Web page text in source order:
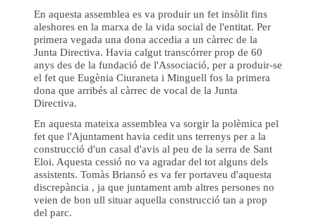
En aquesta assemblea es va produir un fet insòlit fins
aleshores en la marxa de la vida social de l'entitat. Per
primera vegada una dona accedia a un càrrec de la
Junta Directiva. Havia calgut transcórrer prop de 60
anys des de la fundació de l'Associació, per a produir-se
el fet que Eugènia Ciuraneta i Minguell fos la primera
dona que arribés al càrrec de vocal de la Junta
Directiva.
En aquesta mateixa assemblea va sorgir la polèmica pel
fet que l'Ajuntament havia cedit uns terrenys per a la
construcció d'un casal d'avis al peu de la serra de Sant
Eloi. Aquesta cessió no va agradar del tot alguns dels
assistents. Tomàs Briansó es va fer portaveu d'aquesta
discrepància , ja que juntament amb altres persones no
veien de bon ull situar aquella construcció tan a prop
del parc.